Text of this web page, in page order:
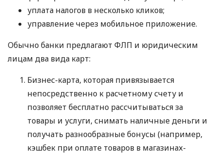
уплата налогов в несколько кликов;
управление через мобильное приложение.
Обычно банки предлагают ФЛП и юридическим
лицам два вида карт:
Бизнес-карта, которая привязывается
непосредственно к расчетному счету и
позволяет бесплатно рассчитываться за
товары и услуги, снимать наличные деньги и
получать разнообразные бонусы (например,
кэшбек при оплате товаров в магазинах-